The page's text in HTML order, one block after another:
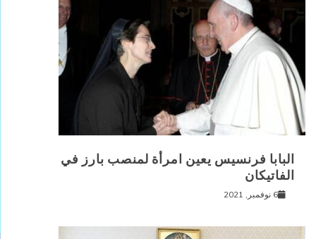
البابا فرنسيس يعين امرأة لمنصب بارز في
الفاتيكان
6 نوفمبر, 2021